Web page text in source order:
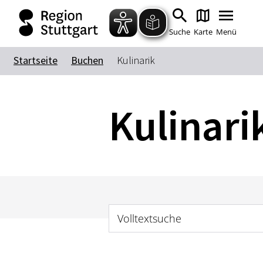
Suche Karte Menü
Startseite Buchen Kulinarik
Volltextsuche